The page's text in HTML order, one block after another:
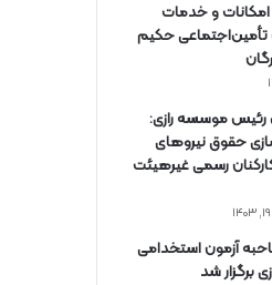
و خدمات
تأمین‌اجتماعی حکیم
موسسه رازی:
حقوق نیروهای
رسمی غیرهیئت
آزمون استخدامی
برگزار شد